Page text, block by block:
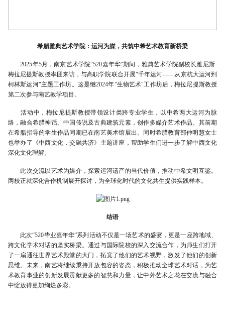
希腊雅典艺术学院：运河为媒，共筑中希艺术教育新桥梁
2025年5月，南京艺术学院"520嘉年华"期间，雅典艺术学院副校长雅尼斯·
梅拉尼提斯教授率团来访，与高职学院联合开展"千年运河——从京杭大运河到
柯林斯运河"主题工作坊。这是继2024年"生物艺术"工作坊后，梅拉尼提斯教授
第二次参与南艺教学项目。
活动中，梅拉尼提斯教授带领设计类跨专业学生，以中希两大运河为脉
络，融合希腊神话、中国传说及古典建筑元素，创作多媒介艺术作品。其前期
在希腊指导的学生作品同期已在南艺美术馆展出。同时希腊教育部仲明慧女士
也举办了《中西文化，交融共济》主题讲座，帮助学生们进一步了解中西文化
深化文化理解。
此次交流以艺术为媒介，探索运河遗产的当代价值，推动中希文明互鉴。
两校正就深化合作机制展开探讨，为全球化时代的文化共生提供实践样本。
结语
此次“520毕业嘉年华”系列活动不仅是一场艺术的盛宴，更是一座跨地域、
跨文化学术对话的坚实桥梁。通过与国际院校的深入交流合作，为师生们打开
了一扇通往世界艺术殿堂的大门，拓宽了他们的艺术视野，激发了他们的创新
思维。未来，南艺将继续秉持开放包容的姿态，积极推动全球艺术对话，为艺
术教育事业的创新发展贡献更多的智慧和力量，让中外艺术之花在交流与融合
中绽放得更加绚烂多彩。